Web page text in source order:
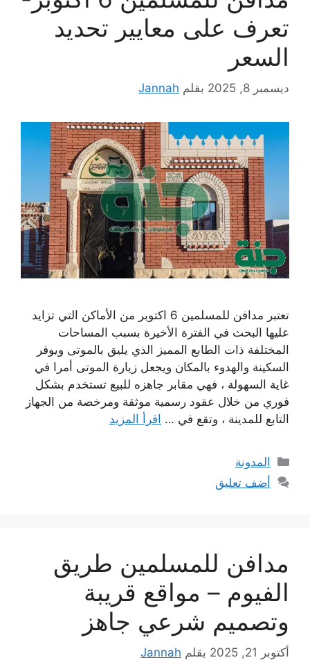
تعرف على معايير تحديد
السعر
ديسمبر 8, 2025 بقلم Jannah
تعتبر مدافن للمسلمين 6 اكتوبر من الأماكن التي تزايد
عليها البحث في الفترة الأخيرة بسبب المساحات
المختلفة ذات الطابع المميز الذي يليق بالموتى ويوفر
السكينة والهدوء بالمكان ويجعل زيارة الموتى أمرا في
غاية السهولة ، فهي مقابر جاهزه للبيع تستخدم بشكل
فوري من خلال عقود رسمية موثقة ومرخصة من الجهاز
التابع للمدينة ، وتقع في … اقرأ المزيد
التصنيفات
المدونة
أضف تعليق
مدافن للمسلمين طريق
الفيوم – مواقع قريبة
وتصميم شرعي جاهز
أكتوبر 21, 2025 بقلم Jannah